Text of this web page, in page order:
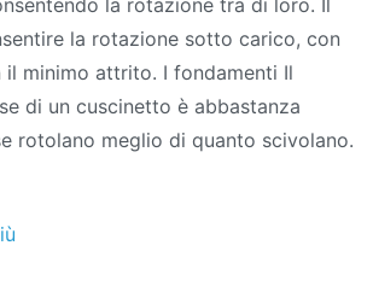
la rotazione sotto carico, con
il minimo attrito. I fondamenti Il
di un cuscinetto è abbastanza
rotolano meglio di quanto scivolano.